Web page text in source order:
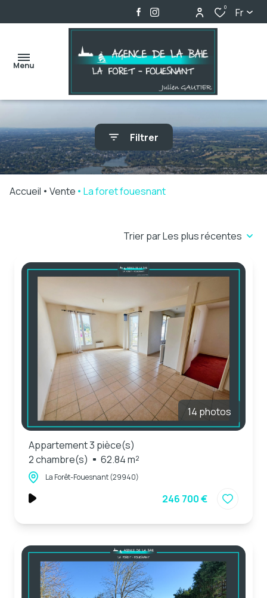
0 Fr
Menu
accueil
ventes
e-mail
estimation
contact
Filtrer
Accueil Vente La foret fouesnant
Trier par Les plus récentes
14 photos
Appartement 3 pièce(s)
2 chambre(s)
62.84 m²
La Forêt-Fouesnant (29940)
246 700 €